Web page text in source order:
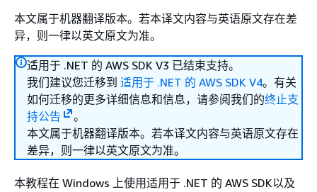
本文属于机器翻译版本。若本译文内容与英语原文存在差
异，则一律以英文原文为准。
适用于 .NET 的 AWS SDK V3 已结束支持。
我们建议您迁移到 适用于 .NET 的 AWS SDK V4。有关
如何迁移的更多详细信息和信息，请参阅我们的终止支
持公告
。
本文属于机器翻译版本。若本译文内容与英语原文存在
差异，则一律以英文原文为准。
本教程在 Windows 上使用适用于 .NET 的 AWS SDK以及